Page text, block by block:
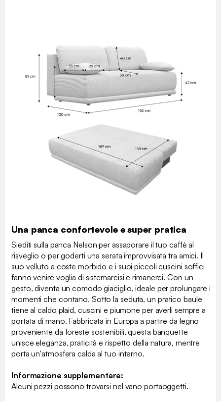
Una panca confortevole e super pratica
Siediti sulla panca Nelson per assaporare il tuo caffè al
risveglio o per goderti una serata improvvisata tra amici. Il
suo velluto a coste morbido e i suoi piccoli cuscini soffici
fanno venire voglia di sistemarcisi e rimanerci. Con un
gesto, diventa un comodo giaciglio, ideale per prolungare i
momenti che contano. Sotto la seduta, un pratico baule
tiene al caldo plaid, cuscini e piumone per averli sempre a
portata di mano. Fabbricata in Europa a partire da legno
proveniente da foreste sostenibili, questa banquette
unisce eleganza, praticità e rispetto della natura, mentre
porta un'atmosfera calda al tuo interno.
Informazione supplementare:
Alcuni pezzi possono trovarsi nel vano portaoggetti.